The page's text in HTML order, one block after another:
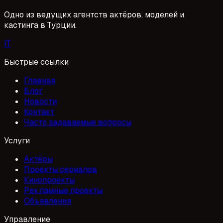
Одно из ведущих агентств актёров, моделей и
кастинга в Турции.
IT
Быстрые ссылки
Главная
Блог
Новости
Контакт
Часто задаваемые вопросы
Услуги
Актёры
Проекты сериалов
Кинопроекты
Рекламные проекты
Объявления
Управление